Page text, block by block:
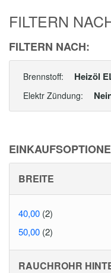
FILTERN
FILTERN NACH:
Brennstoff: Heizöl
Elektr Zündung:
BREITE
40,00 (2)
50,00 (2)
RAUCHROHR